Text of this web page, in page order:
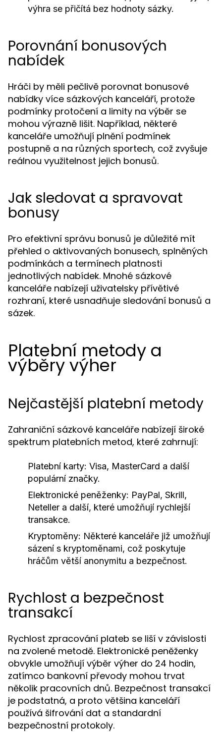
výhra se přičítá bez hodnoty sázky.
Porovnání bonusových
nabídek
Hráči by měli pečlivě porovnat bonusové
nabídky více sázkových kanceláří, protože
podmínky protočení a limity na výběr se
mohou výrazně lišit. Například, některé
kanceláře umožňují plnění podmínek
postupně a na různých sportech, což zvyšuje
reálnou využitelnost jejich bonusů.
Jak sledovat a spravovat
bonusy
Pro efektivní správu bonusů je důležité mít
přehled o aktivovaných bonusech, splněných
podmínkách a termínech platnosti
jednotlivých nabídek. Mnohé sázkové
kanceláře nabízejí uživatelsky přívětivé
rozhraní, které usnadňuje sledování bonusů a
sázek.
Platební metody a
výběry výher
Nejčastější platební metody
Zahraniční sázkové kanceláře nabízejí široké
spektrum platebních metod, které zahrnují:
Platební karty: Visa, MasterCard a další
populární značky.
Elektronické peněženky: PayPal, Skrill,
Neteller a další, které umožňují rychlejší
transakce.
Kryptoměny: Některé kanceláře již umožňují
sázení s kryptoměnami, což poskytuje
hráčům větší anonymitu a bezpečnost.
Rychlost a bezpečnost
transakcí
Rychlost zpracování plateb se liší v závislosti
na zvolené metodě. Elektronické peněženky
obvykle umožňují výběr výher do 24 hodin,
zatímco bankovní převody mohou trvat
několik pracovních dnů. Bezpečnost transakcí
je podstatná, a proto většina kanceláří
používá šifrování dat a standardní
bezpečnostní protokoly.